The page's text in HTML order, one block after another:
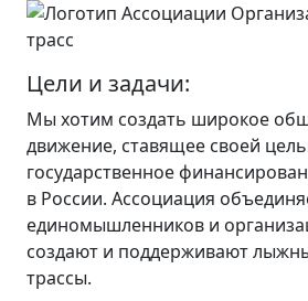
Цели и задачи:
Мы хотим создать широкое
движение, ставящее своей
государственное
в России. Ассоциация
единомышленников и
создают и поддерживают
трассы.